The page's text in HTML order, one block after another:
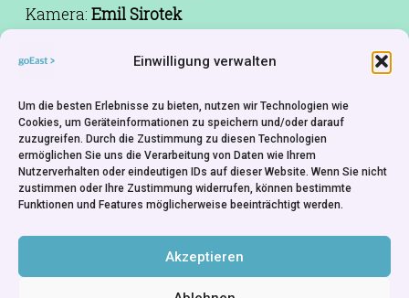
Einwilligung verwalten
Um die besten Erlebnisse zu bieten, nutzen wir Technologien wie
Cookies, um Geräteinformationen zu speichern und/oder darauf
zuzugreifen. Durch die Zustimmung zu diesen Technologien
ermöglichen Sie uns die Verarbeitung von Daten wie Ihrem
Nutzerverhalten oder eindeutigen IDs auf dieser Website. Wenn Sie nicht
zustimmen oder Ihre Zustimmung widerrufen, können bestimmte
Funktionen und Features möglicherweise beeinträchtigt werden.
Akzeptieren
Kamera: Emil Sirotek
Musik:
Pavel Blatný
Besetzung:Rudolf Hrušínský,Vladimír
Ptáček,Ilja Prachař,Karel Dellapina,Vladimír
Huber
Produktion:Jiří Krejčí